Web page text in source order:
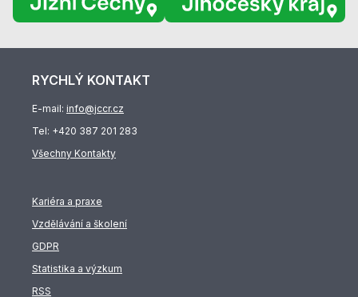
RYCHLÝ KONTAKT
E-mail: info@jccr.cz
Tel: +420 387 201 283
Všechny Kontakty
Kariéra a praxe
Vzdělávání a školení
GDPR
Statistika a výzkum
RSS